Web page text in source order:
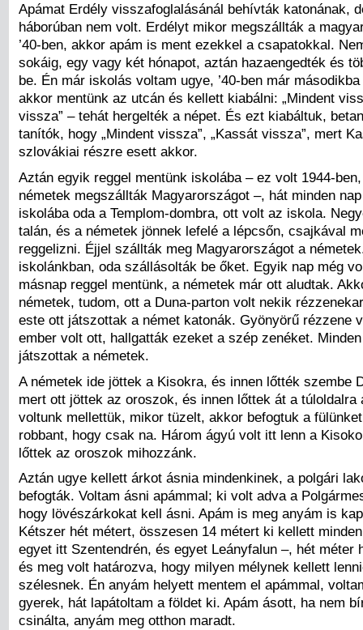
Apámat Erdély visszafoglalásánál behívták katonának,
háborúban nem volt. Erdélyt mikor megszállták a
’40-ben, akkor apám is ment ezekkel a csapatokkal.
sokáig, egy vagy két hónapot, aztán hazaengedték és
be. Én már iskolás voltam ugye, ’40-ben már
akkor mentünk az utcán és kellett kiabálni: „Mindent
vissza” – tehát hergelték a népet. És ezt kiabáltuk,
tanítók, hogy „Mindent vissza”, „Kassát vissza”, mert
szlovákiai részre esett akkor.
Aztán egyik reggel mentünk iskolába – ez volt 1944-
németek megszállták Magyarországot –, hát minden
iskolába oda a Templom-dombra, ott volt az iskola.
talán, és a németek jönnek lefelé a lépcsőn, csajkával
reggelizni. Éjjel szállták meg Magyarországot a
iskolánkban, oda szállásolták be őket. Egyik nap még
másnap reggel mentünk, a németek már ott aludtak.
németek, tudom, ott a Duna-parton volt nekik
este ott játszottak a német katonák. Gyönyörű rézzene
ember volt ott, hallgatták ezeket a szép zenéket.
játszottak a németek.
A németek ide jöttek a Kisokra, és innen lőtték szembe
mert ott jöttek az oroszok, és innen lőttek át a túloldalra
voltunk mellettük, mikor tüzelt, akkor befogtuk a
robbant, hogy csak na. Három ágyú volt itt lenn a
lőttek az oroszok mihozzánk.
Aztán ugye kellett árkot ásnia mindenkinek, a polgári
befogták. Voltam ásni apámmal; ki volt adva a
hogy lövészárkokat kell ásni. Apám is meg anyám is
Kétszer hét métert, összesen 14 métert ki kellett
egyet itt Szentendrén, és egyet Leányfalun –, hét méter
és meg volt határozva, hogy milyen mélynek kellett
szélesnek. Én anyám helyett mentem el apámmal,
gyerek, hát lapátoltam a földet ki. Apám ásott, ha nem
csinálta, anyám meg otthon maradt.